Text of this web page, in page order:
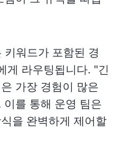
워드가 포함된 경
게 라우팅됩니다. "긴
가장 경험이 많은
를 통해 운영 팀은
을 완벽하게 제어할